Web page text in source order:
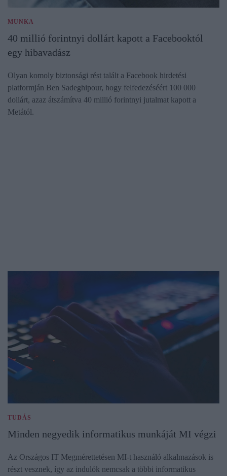
MUNKA
40 millió forintnyi dollárt kapott a Facebooktól
egy hibavadász
Olyan komoly biztonsági rést talált a Facebook hirdetési
platformján Ben Sadeghipour, hogy felfedezéséért 100 000
dollárt, azaz átszámítva 40 millió forintnyi jutalmat kapott a
Metától.
TUDÁS
Minden negyedik informatikus munkáját MI végzi
Az Országos IT Megmérettetésen MI-t használó alkalmazások is
részt vesznek, így az indulók nemcsak a többi informatikus